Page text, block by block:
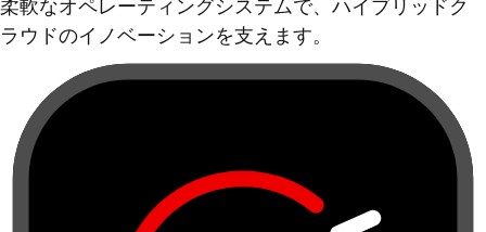
柔軟なオペレーティングシステムで、ハイブリッドク
ラウドのイノベーションを支えます。